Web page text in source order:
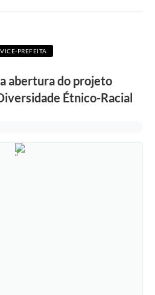
VICE-PREFEITA
abertura do projeto
Étnico-Racial